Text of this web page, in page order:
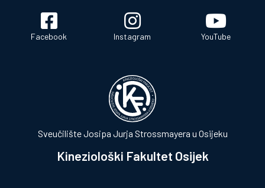
Facebook Instagram YouTube
Sveučilište Josipa Jurja Strossmayera u Osijeku
Kineziološki Fakultet Osijek